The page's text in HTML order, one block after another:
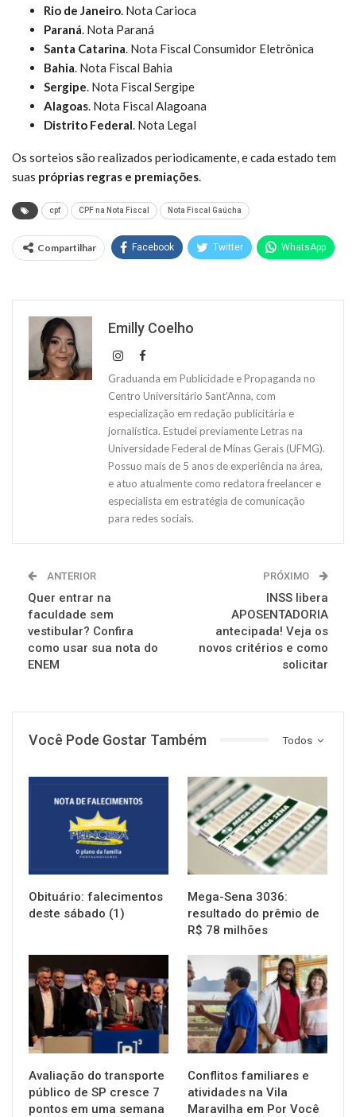
Rio de Janeiro. Nota Carioca
Paraná. Nota Paraná
Santa Catarina. Nota Fiscal Consumidor Eletrônica
Bahia. Nota Fiscal Bahia
Sergipe. Nota Fiscal Sergipe
Alagoas. Nota Fiscal Alagoana
Distrito Federal. Nota Legal
Os sorteios são realizados periodicamente, e cada estado tem
suas próprias regras e premiações.
cpf CPF na Nota Fiscal Nota Fiscal Gaúcha
Compartilhar Facebook Twitter WhatsApp
Emilly Coelho
Graduanda em Publicidade e Propaganda no
Centro Universitário Sant'Anna, com
especialização em redação publicitária e
jornalística. Estudei previamente Letras na
Universidade Federal de Minas Gerais (UFMG).
Possuo mais de 5 anos de experiência na área,
e atuo atualmente como redatora freelancer e
especialista em estratégia de comunicação
para redes sociais.
ANTERIOR
Quer entrar na
faculdade sem
vestibular? Confira
como usar sua nota do
ENEM
PRÓXIMO
INSS libera
APOSENTADORIA
antecipada! Veja os
novos critérios e como
solicitar
Todos
Você Pode Gostar Também
Obituário: falecimentos
deste sábado (1)
NOTÍCIAS
Mega-Sena 3036:
resultado do prêmio de
R$ 78 milhões
NOTÍCIAS
Avaliação do transporte
público de SP cresce 7
pontos em uma semana
NOTÍCIAS
Conflitos familiares e
atividades na Vila
Maravilha em Por Você